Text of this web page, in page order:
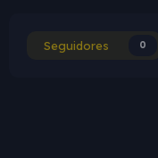
Seguidores 0